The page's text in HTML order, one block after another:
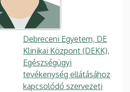
Debreceni Egyetem, DE
Klinikai Központ (DEKK),
Egészségügyi
tevékenység ellátásához
kapcsolódó szervezeti